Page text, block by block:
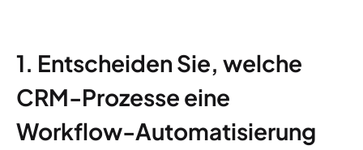
1. Entscheiden Sie, welche
CRM-Prozesse eine
Workflow-Automatisierung